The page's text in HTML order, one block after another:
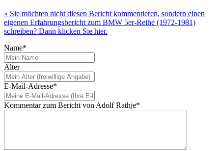
» Sie möchten nicht diesen Bericht kommentieren, sondern einen
eigenen Erfahrungsbericht zum BMW 5er-Reihe (1972-1981)
schreiben? Dann klicken Sie hier.
Name*
Alter
E-Mail-Adresse*
Kommentar zum Bericht von Adolf Rathje*